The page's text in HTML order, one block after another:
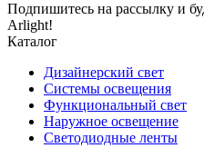
Подпишитесь на рассылку и
Arlight!
Каталог
Дизайнерский свет
Системы освещения
Функциональный свет
Наружное освещение
Светодиодные ленты